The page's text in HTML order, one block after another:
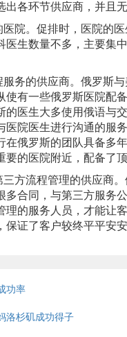
出各环节供应商，并且
。促排时，医院的医
医生数量不多，主要集
的供应商。俄罗斯与
使有一些俄罗斯医院配
的医生大多使用俄语与
医院医生进行沟通的服
在俄罗斯的团队具备多
要的医院附近，配备了
流程管理的供应商。
多合同，与第三方服务
理的服务人员，才能让
证了客户较终平平安安
功率
洛杉矶成功得子